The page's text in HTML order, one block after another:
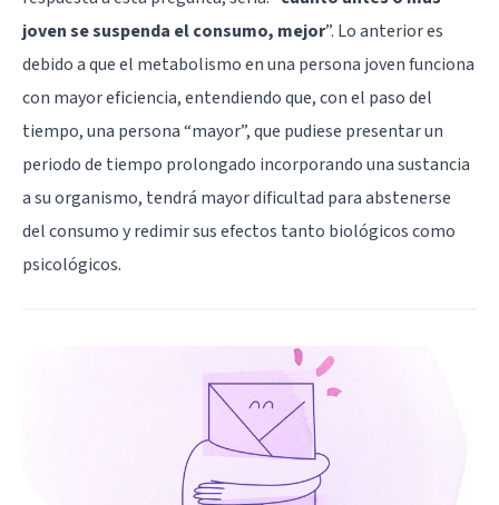
joven se suspenda el consumo, mejor”. Lo anterior es
debido a que el metabolismo en una persona joven funciona
con mayor eficiencia, entendiendo que, con el paso del
tiempo, una persona “mayor”, que pudiese presentar un
periodo de tiempo prolongado incorporando una sustancia
a su organismo, tendrá mayor dificultad para abstenerse
del consumo y redimir sus efectos tanto biológicos como
psicológicos.